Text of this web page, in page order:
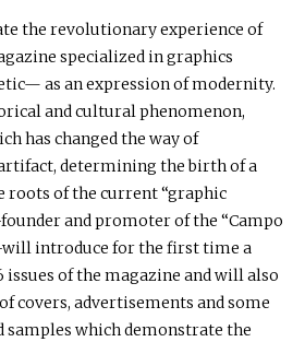
the revolutionary experience of
specialized in graphics
as an expression of modernity.
and cultural phenomenon,
has changed the way of
determining the birth of a
roots of the current “graphic
and promoter of the “Campo
introduce for the first time a
issues of the magazine and will also
covers, advertisements and some
samples which demonstrate the